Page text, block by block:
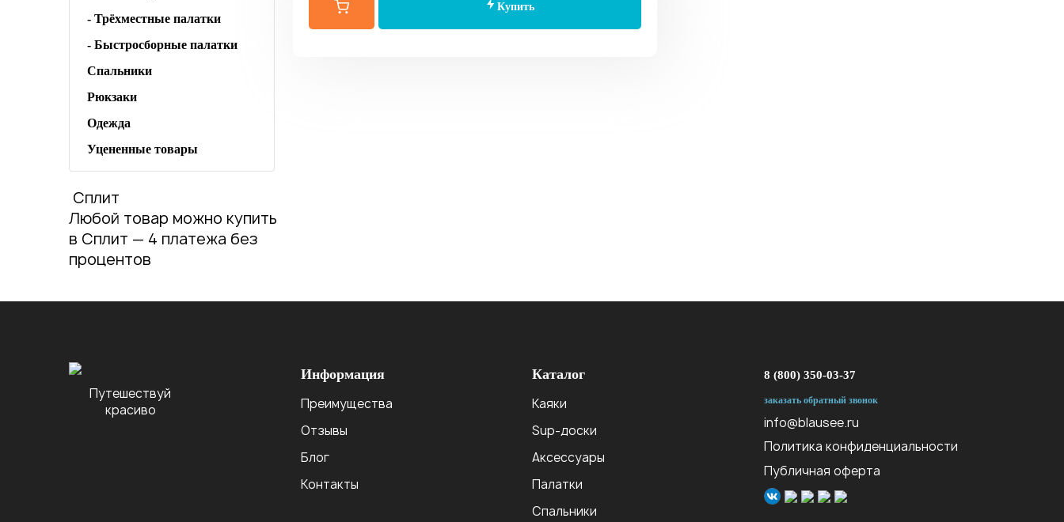
- Трёхместные палатки
- Быстросборные палатки
Спальники
Рюкзаки
Одежда
Уцененные товары
Сплит
Любой товар можно купить
в Сплит — 4 платежа без
процентов
Купить
Путешествуй
красиво
Информация
Преимущества
Отзывы
Блог
Контакты
Каталог
Каяки
Sup-доски
Аксессуары
Палатки
Спальники
8 (800) 350-03-37
заказать обратный звонок
info@blausee.ru
Политика конфиденциальности
Публичная оферта